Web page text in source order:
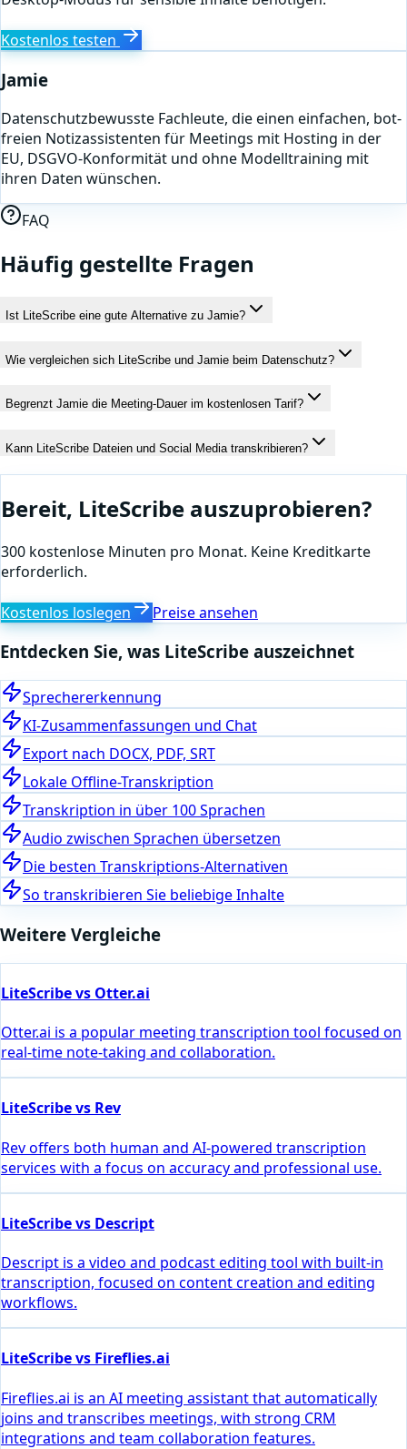
Kostenlos testen
Jamie
Datenschutzbewusste Fachleute, die einen einfachen, bot-
freien Notizassistenten für Meetings mit Hosting in der
EU, DSGVO-Konformität und ohne Modelltraining mit
ihren Daten wünschen.
FAQ
Häufig gestellte Fragen
Ist LiteScribe eine gute Alternative zu Jamie?
Wie vergleichen sich LiteScribe und Jamie beim Datenschutz?
Begrenzt Jamie die Meeting-Dauer im kostenlosen Tarif?
Kann LiteScribe Dateien und Social Media transkribieren?
Bereit, LiteScribe auszuprobieren?
300 kostenlose Minuten pro Monat. Keine Kreditkarte
erforderlich.
Kostenlos loslegen Preise ansehen
Entdecken Sie, was LiteScribe auszeichnet
Sprechererkennung
KI-Zusammenfassungen und Chat
Export nach DOCX, PDF, SRT
Lokale Offline-Transkription
Transkription in über 100 Sprachen
Audio zwischen Sprachen übersetzen
Die besten Transkriptions-Alternativen
So transkribieren Sie beliebige Inhalte
Weitere Vergleiche
LiteScribe vs Otter.ai
Otter.ai is a popular meeting transcription tool focused on
real-time note-taking and collaboration.
LiteScribe vs Rev
Rev offers both human and AI-powered transcription
services with a focus on accuracy and professional use.
LiteScribe vs Descript
Descript is a video and podcast editing tool with built-in
transcription, focused on content creation and editing
workflows.
LiteScribe vs Fireflies.ai
Fireflies.ai is an AI meeting assistant that automatically
joins and transcribes meetings, with strong CRM
integrations and team collaboration features.